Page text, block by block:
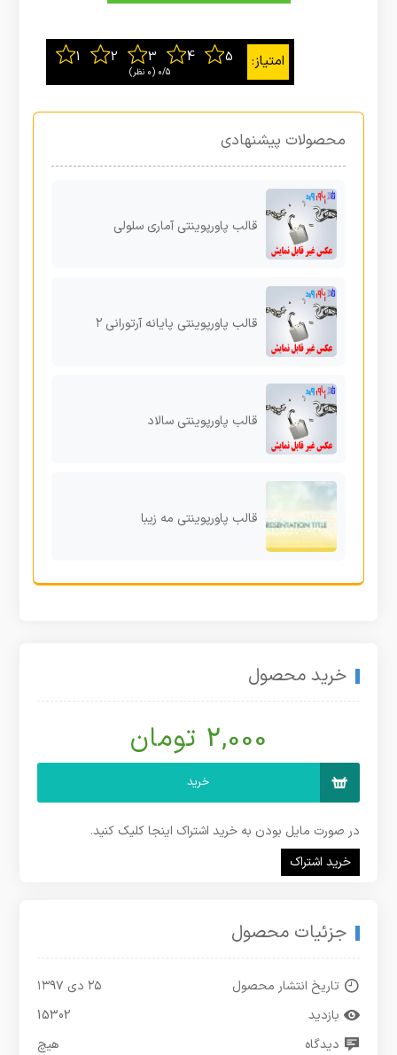
0/5 ‫(0 نظر)
محصولات پیشنهادی
قالب پاورپوینتی آماری سلولی
قالب پاورپوینتی پایانه آرتورانی ۲
قالب پاورپوینتی سالاد
قالب پاورپوینتی مه زیبا
خرید محصول
2,000 تومان
خرید
در صورت مایل بودن به خرید اشتراک اینجا کلیک کنید.
خرید اشتراک
جزئیات محصول
تاریخ انتشار محصول
۲۵ دی ۱۳۹۷
بازدید
15302
دیدگاه
هیچ